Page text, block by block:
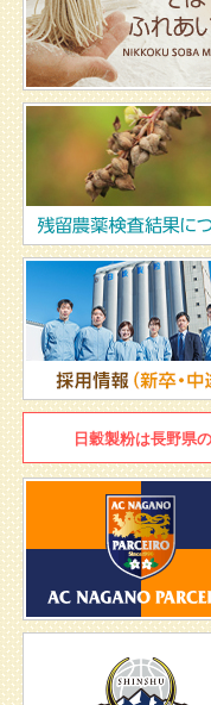
日穀製粉は長野県